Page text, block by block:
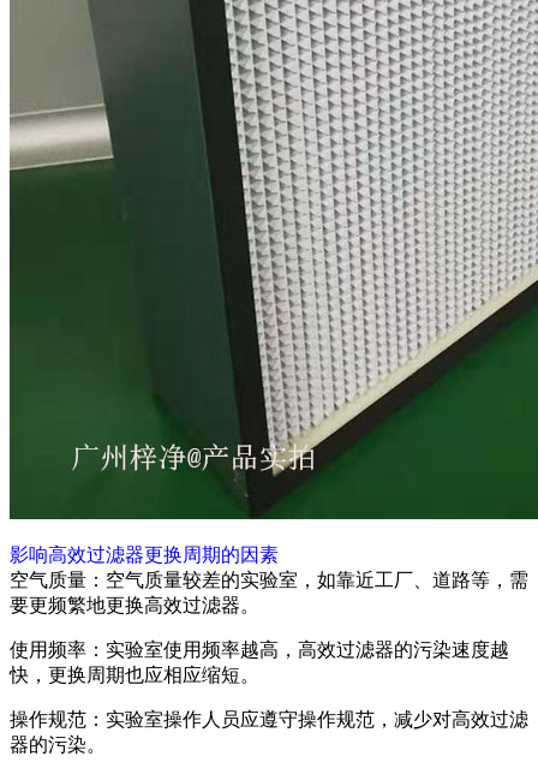
影响高效过滤器更换周期的因素
空气质量：空气质量较差的实验室，如靠近工厂、道路等，需
要更频繁地更换高效过滤器。
使用频率：实验室使用频率越高，高效过滤器的污染速度越
快，更换周期也应相应缩短。
操作规范：实验室操作人员应遵守操作规范，减少对高效过滤
器的污染。